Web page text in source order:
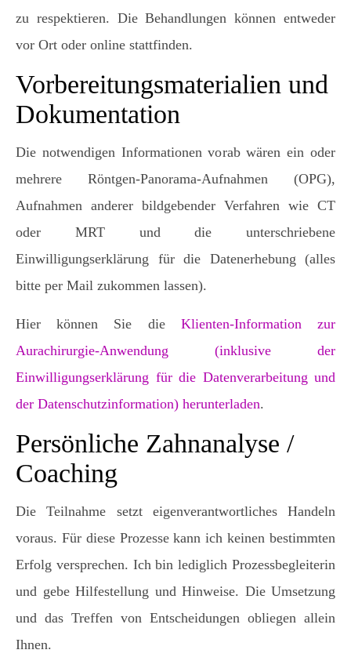
zu respektieren. Die Behandlungen können entweder
vor Ort oder online stattfinden.
Vorbereitungsmaterialien und
Dokumentation
Die notwendigen Informationen vorab wären ein oder
mehrere Röntgen-Panorama-Aufnahmen (OPG),
Aufnahmen anderer bildgebender Verfahren wie CT
oder MRT und die unterschriebene
Einwilligungserklärung für die Datenerhebung (alles
bitte per Mail zukommen lassen).
Hier können Sie die Klienten-Information zur
Aurachirurgie-Anwendung (inklusive der
Einwilligungserklärung für die Datenverarbeitung und
der Datenschutzinformation) herunterladen.
Persönliche Zahnanalyse /
Coaching
Die Teilnahme setzt eigenverantwortliches Handeln
voraus. Für diese Prozesse kann ich keinen bestimmten
Erfolg versprechen. Ich bin lediglich Prozessbegleiterin
und gebe Hilfestellung und Hinweise. Die Umsetzung
und das Treffen von Entscheidungen obliegen allein
Ihnen.